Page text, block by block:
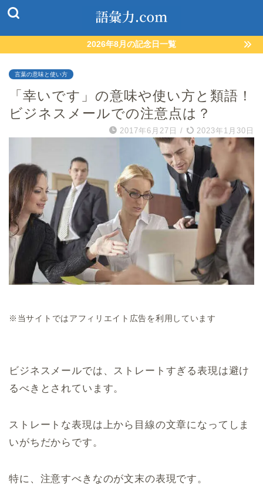
2026年8月の記念日一覧
言葉の意味と使い方
「幸いです」の意味や使い方と類語！
ビジネスメールでの注意点は？
2017年6月27日 / 2023年1月30日
※当サイトではアフィリエイト広告を利用しています
ビジネスメールでは、ストレートすぎる表現は避け
るべきとされています。
ストレートな表現は上から目線の文章になってしま
いがちだからです。
特に、注意すべきなのが文末の表現です。